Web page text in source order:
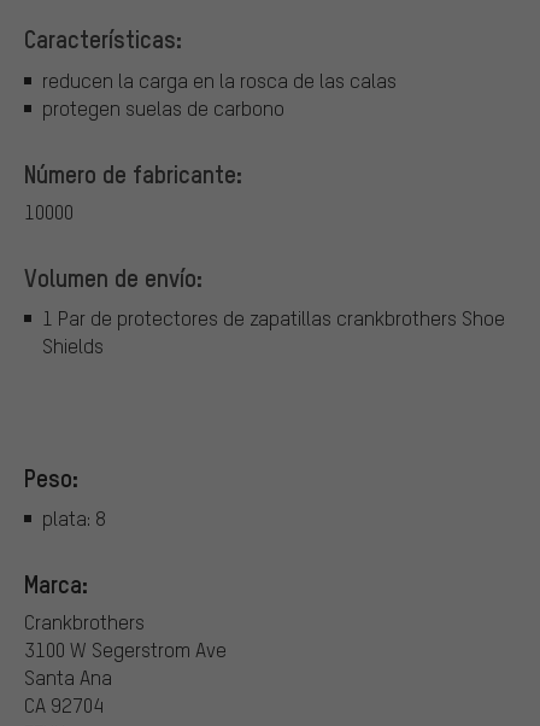
Características:
reducen la carga en la rosca de las calas
protegen suelas de carbono
Número de fabricante:
10000
Volumen de envío:
1 Par de protectores de zapatillas crankbrothers Shoe
Shields
Peso:
plata: 8
Marca:
Crankbrothers
3100 W Segerstrom Ave
Santa Ana
CA 92704